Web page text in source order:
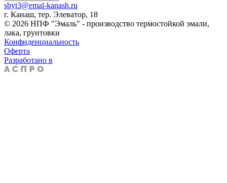
sbyt3@emal-kanash.ru
г. Канаш, тер. Элеватор, 18
© 2026 НПФ "Эмаль" - производство термостойкой эмали,
лака, грунтовки
Конфиденциальность
Оферта
Разработано в